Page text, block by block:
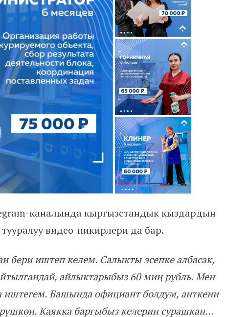
каналында кыргызстандык кыздардын
видео-пикирлери да бар.
бери иштеп келем. Салыкты эсепке албасак,
айлыктарыбыз 60 миң рубль. Мен
иштегем. Башында официант болдум, анткени
Каякка баргыбыз келерин сурашкан…